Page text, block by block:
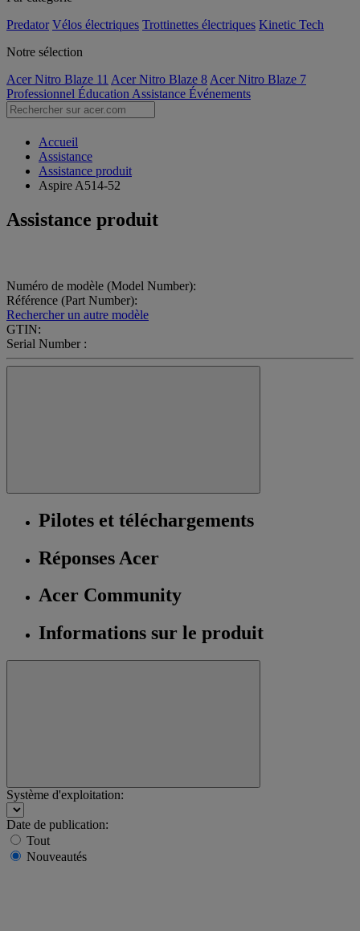
Predator Vélos électriques Trottinettes électriques Kinetic Tech
Notre sélection
Acer Nitro Blaze 11 Acer Nitro Blaze 8 Acer Nitro Blaze 7
Professionnel Éducation Assistance Événements
Accueil
Assistance
Assistance produit
Aspire A514-52
Assistance produit
Numéro de modèle (Model Number):
Référence (Part Number):
Rechercher un autre modèle
GTIN:
Serial Number :
Pilotes et téléchargements
Réponses Acer
Acer Community
Informations sur le produit
Système d'exploitation:
Date de publication:
Tout
Nouveautés